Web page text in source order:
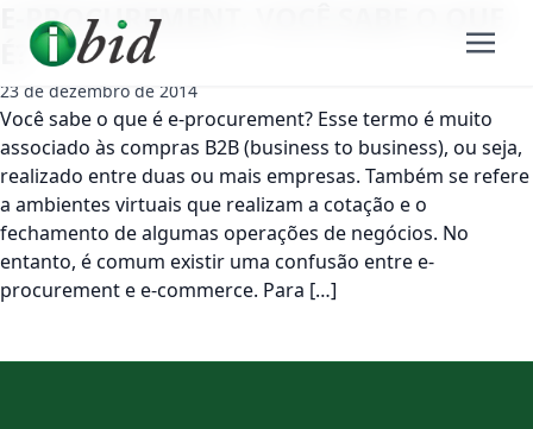
E-PROCUREMENT. VOCÊ SABE O QUE
23 de dezembro de 2014
Você sabe o que é e-procurement? Esse termo é muito
associado às compras B2B (business to business), ou seja,
realizado entre duas ou mais empresas. Também se refere
a ambientes virtuais que realizam a cotação e o
fechamento de algumas operações de negócios. No
entanto, é comum existir uma confusão entre e-
procurement e e-commerce. Para […]